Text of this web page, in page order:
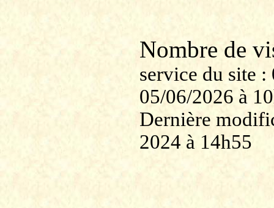
Nombre de
service du site
05/06/2026 à
Dernière
2024 à 14h55